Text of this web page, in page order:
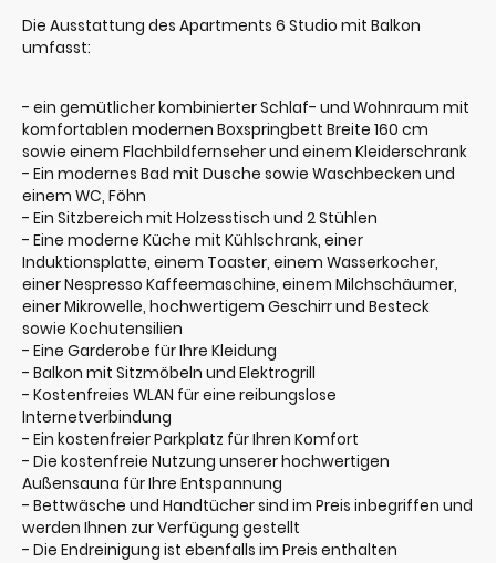
Die Ausstattung des Apartments 6 Studio mit Balkon
umfasst:
- ein gemütlicher kombinierter Schlaf- und Wohnraum mit
komfortablen modernen Boxspringbett Breite 160 cm
sowie einem Flachbildfernseher und einem Kleiderschrank
- Ein modernes Bad mit Dusche sowie Waschbecken und
einem WC, Föhn
- Ein Sitzbereich mit Holzesstisch und 2 Stühlen
- Eine moderne Küche mit Kühlschrank, einer
Induktionsplatte, einem Toaster, einem Wasserkocher,
einer Nespresso Kaffeemaschine, einem Milchschäumer,
einer Mikrowelle, hochwertigem Geschirr und Besteck
sowie Kochutensilien
- Eine Garderobe für Ihre Kleidung
- Balkon mit Sitzmöbeln und Elektrogrill
- Kostenfreies WLAN für eine reibungslose
Internetverbindung
- Ein kostenfreier Parkplatz für Ihren Komfort
- Die kostenfreie Nutzung unserer hochwertigen
Außensauna für Ihre Entspannung
- Bettwäsche und Handtücher sind im Preis inbegriffen und
werden Ihnen zur Verfügung gestellt
- Die Endreinigung ist ebenfalls im Preis enthalten